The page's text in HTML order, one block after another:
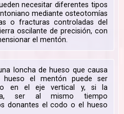
necesitar diferentes tipos
mediante osteotomías
o fracturas controladas del
oscilante de precisión, con
el mentón.
loncha de hueso que causa
el mentón puede ser
en el eje vertical y, si la
ser al mismo tiempo
donantes el codo o el hueso